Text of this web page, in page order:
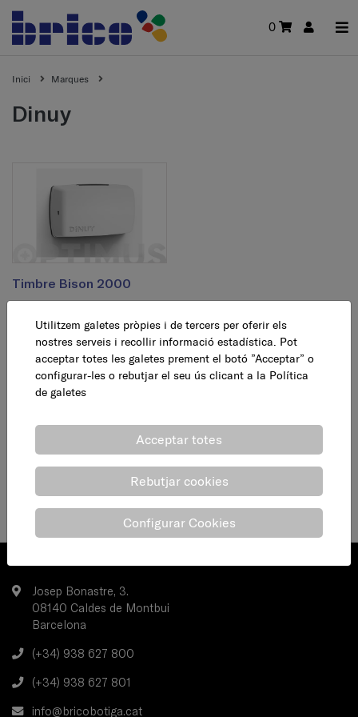
0
Inici Marques
dinuy
Timbre Bison 2000
9,30 € AFEGEIX
Josep Bonastre, 3.
08140 Caldes de Montbui
Barcelona
(+34) 938 627 800
(+34) 938 627 801
info@bricobotiga.cat
Utilitzem galetes pròpies i de tercers per oferir els
nostres serveis i recollir informació estadística. Pot
acceptar totes les galetes prement el botó ”Acceptar” o
configurar-les o rebutjar el seu ús clicant a la Política
de galetes
Acceptar totes
Rebutjar cookies
Configurar Cookies